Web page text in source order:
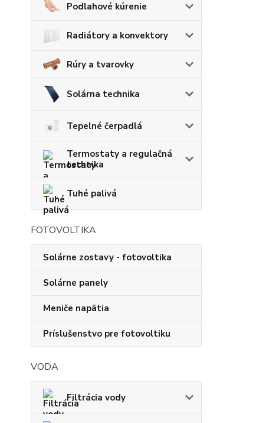
Podlahové kúrenie
Radiátory a konvektory
Rúry a tvarovky
Solárna technika
Tepelné čerpadlá
Termostaty a regulačná
technika
Tuhé palivá
FOTOVOLTIKA
Solárne zostavy - fotovoltika
Solárne panely
Meniče napätia
Príslušenstvo pre fotovoltiku
VODA
Filtrácia vody